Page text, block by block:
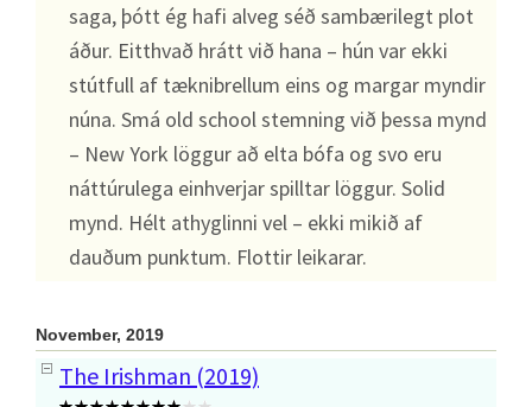
saga, þótt ég hafi alveg séð sambærilegt plot
áður. Eitthvað hrátt við hana – hún var ekki
stútfull af tæknibrellum eins og margar myndir
núna. Smá old school stemning við þessa mynd
– New York löggur að elta bófa og svo eru
náttúrulega einhverjar spilltar löggur. Solid
mynd. Hélt athyglinni vel – ekki mikið af
dauðum punktum. Flottir leikarar.
November, 2019
The Irishman (2019)